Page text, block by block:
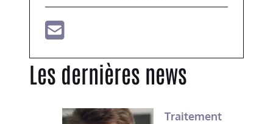
Les dernières news
Traitement